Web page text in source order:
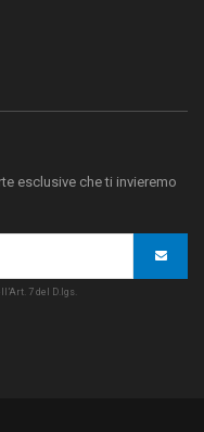
esclusive che ti invieremo
7 del D.lgs.